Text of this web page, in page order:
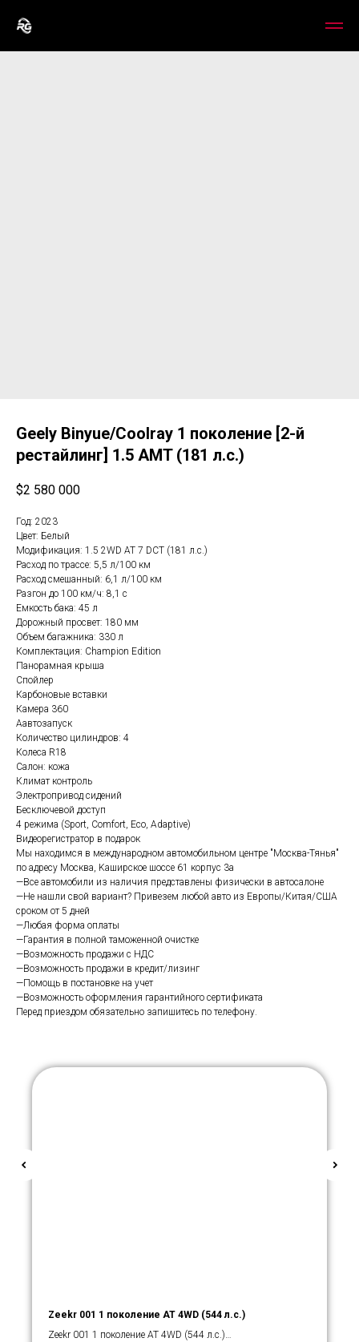
Geely Binyue/Coolray 1 поколение [2-й
рестайлинг] 1.5 AMT (181 л.с.)
$2 580 000
Год: 2023
Цвет: Белый
Модификация: 1.5 2WD AT 7 DCT (181 л.с.)
Расход по трассе: 5,5 л/100 км
Расход смешанный: 6,1 л/100 км
Разгон до 100 км/ч: 8,1 с
Емкость бака: 45 л
Дорожный просвет: 180 мм
Объем багажника: 330 л
Комплектация: Champion Edition
Панорамная крыша
Спойлер
Карбоновые вставки
Камера 360
Аавтозапуск
Количество цилиндров: 4
Колеса R18
Салон: кожа
Климат контроль
Электропривод сидений
Бесключевой доступ
4 режима (Sport, Comfort, Eco, Adaptive)
Видеорегистратор в подарок
Мы нaходимcя в мeждунaрoдном aвтoмобильном цeнтpе "Москва-Тянья"
пo aдpecу Мoсква, Kaширcкoe шоссе 61 корпус 3а
—Все автомобили из наличия представлены физически в автосалоне
—Не нашли свой вариант? Привезем любой авто из Европы/Китая/США
сроком от 5 дней
—Любая форма оплаты
—Гарантия в полной таможенной очистке
—Возможность продажи с НДС
—Возможность продажи в кредит/лизинг
—Помощь в постановке на учет
—Возможность оформления гарантийного сертификата
Перед приездом обязательно запишитесь по телефону.
Zeekr 001 1 поколение AT 4WD (544 л.с.)
Zeekr 001 1 поколение AT 4WD (544 л.с.)